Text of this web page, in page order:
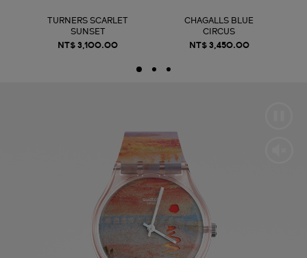
TURNERS SCARLET
SUNSET
NT$ 3,100.00
CHAGALLS BLUE
CIRCUS
NT$ 3,450.00